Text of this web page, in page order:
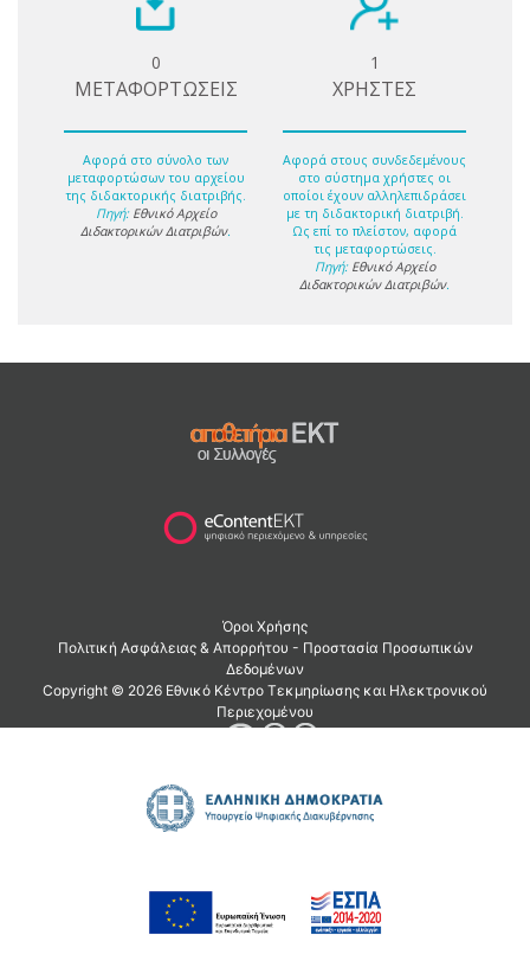
0
ΜΕΤΑΦΟΡΤΩΣΕΙΣ
Αφορά στο σύνολο των
μεταφορτώσων του αρχείου
της διδακτορικής διατριβής.
Πηγή: Εθνικό Αρχείο
Διδακτορικών Διατριβών.
1
ΧΡΗΣΤΕΣ
Αφορά στους συνδεδεμένους
στο σύστημα χρήστες οι
οποίοι έχουν αλληλεπιδράσει
με τη διδακτορική διατριβή.
Ως επί το πλείστον, αφορά
τις μεταφορτώσεις.
Πηγή: Εθνικό Αρχείο
Διδακτορικών Διατριβών.